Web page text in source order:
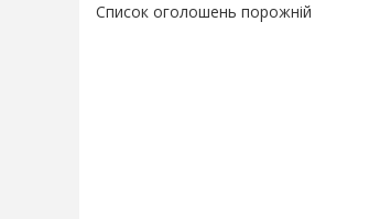
Список оголошень порожній